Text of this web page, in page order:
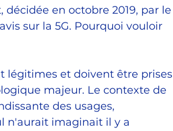
en octobre 2019, par le
sur la 5G. Pourquoi vouloir
légitimes et doivent être prises
majeur. Le contexte de
des usages,
n'aurait imaginait il y a